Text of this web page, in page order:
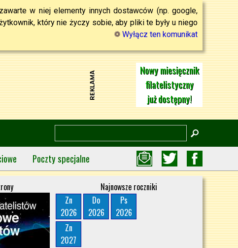
w niej elementy innych dostawców (np. google,
który nie życzy sobie, aby pliki te były u niego
Wyłącz ten komunikat
Nowy miesięcznik
filatelistyczny
już dostępny!
Poczty specjalne
Najnowsze roczniki
Zn
2026
Do
2026
Ps
2026
Zn
2027